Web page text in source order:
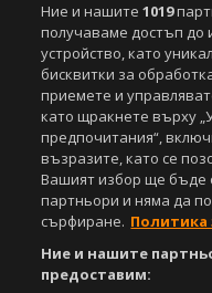
Ние и нашите1019
получаваме достъп
устройство, като
бисквитки за
приемете и
като щракнете върху
предпочитания“,
възразите, като се
Вашият избор ще бъде
партньори и няма да
сърфиране. Политика
Ние и нашите
предоставим: